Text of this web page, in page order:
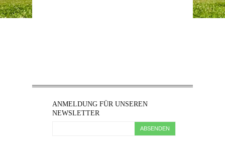
ANMELDUNG FÜR UNSEREN
NEWSLETTER
ABSENDEN